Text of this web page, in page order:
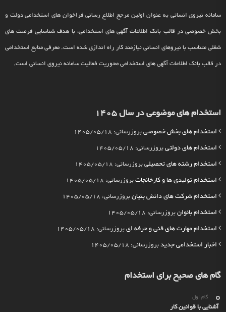
سامانه نیروی انسانی به عنوان اولین مرجع اطلاع رسانی فراخوان های استخدامی دولت و
بخش خصوصی در قالب بانک اطلاعات آگهی های استخدامی، با هدف شناسایی فرصت های
شغلی متناسب با نیروهای انسانی نیازمند کار راه اندازی شده است. معرفی منابع استخدامی
در قالب بانک اطلاعات آگهی های استخدامی محوریت فعالیت سامانه نیروی انسانی است.
استخدام های موضوعی در سال 1405
استخدام های بخش خصوصی بروزرسانی: 1405/05/18
استخدام های دولتی بروزرسانی: 1405/05/18
استخدام رشته های تحصیلی بروزرسانی: 1405/05/18
استخدام تولیدی ها و کارخانجات بروزرسانی: 1405/05/18
استخدام شرکت های دانش بنیان بروزرسانی: 1405/05/18
استخدام بانوان بروزرسانی: 1405/05/18
استخدام مهارت های فنی و حرفه ای بروزرسانی: 1405/05/18
اخبار استخدامی جدید بروزرسانی: 1405/05/18
گام های صحیح برای استخدام
گام اول
آشنایی با قوانین کار